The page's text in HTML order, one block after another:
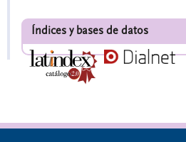
Índices y bases de datos